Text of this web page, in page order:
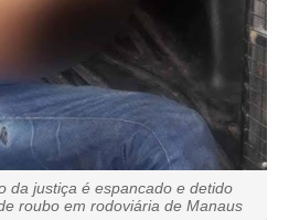
da justiça é espancado e detido
roubo em rodoviária de Manaus